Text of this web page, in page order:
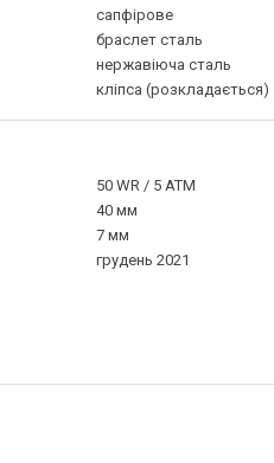
сапфірове
браслет сталь
нержавіюча сталь
кліпса (розкладається)
50 WR / 5 ATM
40 мм
7 мм
грудень 2021